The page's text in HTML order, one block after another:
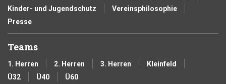
Kinder- und Jugendschutz
Vereinsphilosophie
Presse
Teams
1. Herren 2. Herren 3. Herren
Kleinfeld
Ü32
Ü40 Ü60